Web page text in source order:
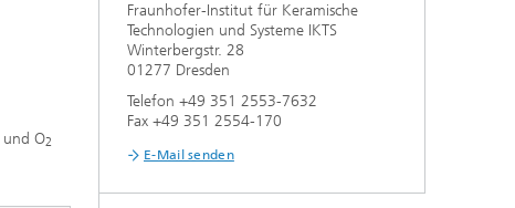
und O2
Fraunhofer-Institut für Keramische
Technologien und Systeme IKTS
Winterbergstr. 28
01277 Dresden
Telefon +49 351 2553-7632
Fax +49 351 2554-170
E-Mail senden